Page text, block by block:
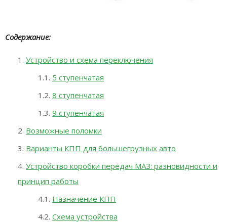
Содержание:
Устройство и схема переключения
5 ступенчатая
8 ступенчатая
9 ступенчатая
Возможные поломки
Варианты КПП для большегрузных авто
Устройство коробки передач МАЗ: разновидности и
принцип работы
Назначение КПП
Схема устройства